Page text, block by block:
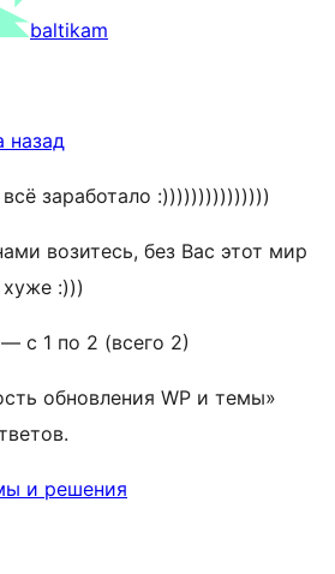
baltikam
назад
заработало :)))))))))))))))
возитесь, без Вас этот мир
:)))
с 1 по 2 (всего 2)
обновления WP и темы»
и решения